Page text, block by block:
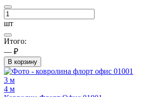
шт
Итого:
— ₽
В корзину
3 м
4 м